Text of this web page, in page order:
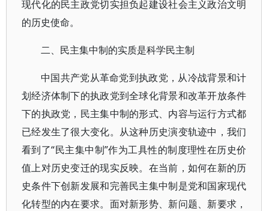
现代化的民主政党切实担负起建设社会主义政治文明
的历史使命。
二、民主集中制的实质是科学民主制
中国共产党从革命党到执政党，从冷战背景和计
划经济体制下的执政党到全球化背景和改革开放条件
下的执政党，民主集中制的形式、内容与运行方式都
已经发生了很大变化。从这种历史演变轨迹中，我们
看到了“民主集中制”作为工具性的制度理性在历史价
值上对历史变迁的现实反映。在当前，如何在新的历
史条件下创新发展和完善民主集中制是党和国家现代
化转型的内在要求。面对新形势、新问题、新要求，